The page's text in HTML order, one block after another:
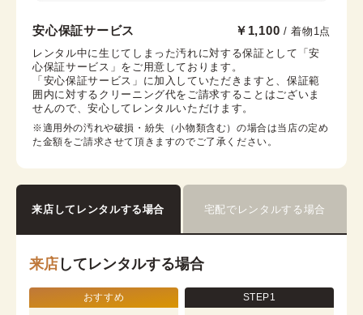
京都府京都市東山区四条通大和大路西入中之町216番地
祇園OKIビル2階
営業時間： 10:00 ~ 17:30
着付け最終受付時間：15:30
返却締め切り時間：17:30
安心保証サービス ￥1,100 / 着物1点
レンタル中に生じてしまった汚れに対する保証として「安
心保証サービス」をご用意しております。
「安心保証サービス」に加入していただきますと、保証範
囲内に対するクリーニング代をご請求することはございま
せんので、安心してレンタルいただけます。
※適用外の汚れや破損・紛失（小物類含む）の場合は当店の定め
た金額をご請求させて頂きますのでご了承ください。
来店してレンタルする場合 宅配でレンタルする場合
来店 してレンタルする場合
おすすめ STEP1